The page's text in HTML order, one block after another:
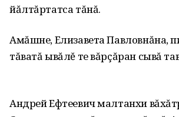
йăлтăртатса тăнă.
Амăшне, Елизавета Павловнăна,
тăватă ывăлĕ те вăрçăран сывă
Андрей Ефтеевич малтанхи